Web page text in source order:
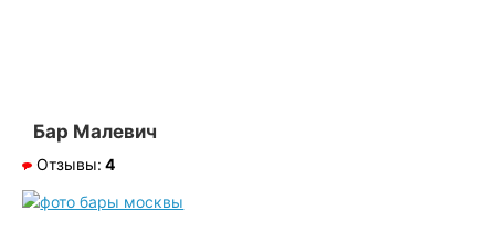
Бар Малевич
Отзывы: 4